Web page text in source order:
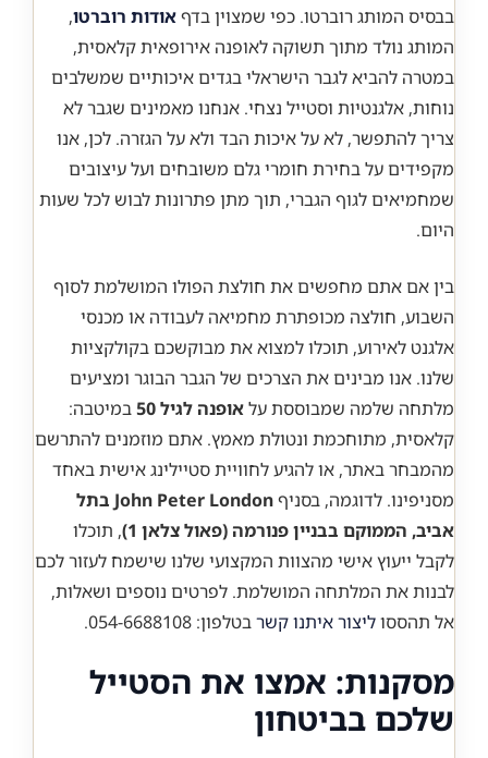
בבסיס המותג רוברטו. כפי שמצוין בדףאודות רוברטו,
המותג נולד מתוך תשוקה לאופנה אירופאית קלאסית,
במטרה להביא לגבר הישראלי בגדים איכותיים שמשלבים
נוחות, אלגנטיות וסטייל נצחי. אנחנו מאמינים שגבר לא
צריך להתפשר, לא על איכות הבד ולא על הגזרה. לכן, אנו
מקפידים על בחירת חומרי גלם משובחים ועל עיצובים
שמחמיאים לגוף הגברי, תוך מתן פתרונות לבוש לכל שעות
היום.
בין אם אתם מחפשים את חולצת הפולו המושלמת לסוף
השבוע, חולצה מכופתרת מחמיאה לעבודה או מכנסי
אלגנט לאירוע, תוכלו למצוא את מבוקשכם בקולקציות
שלנו. אנו מבינים את הצרכים של הגבר הבוגר ומציעים
מלתחה שלמה שמבוססת עלאופנה לגיל 50
במיטבה:
קלאסית, מתוחכמת ונטולת מאמץ. אתם מוזמנים להתרשם
מהמבחר באתר, או להגיע לחוויית סטיילינג אישית באחד
מסניפינו. לדוגמה, בסניף
John Peter London בתל
אביב, הממוקם בבניין פנורמה (פאול צלאן 1)
, תוכלו
לקבל ייעוץ אישי מהצוות המקצועי שלנו שישמח לעזור לכם
לבנות את המלתחה המושלמת. לפרטים נוספים ושאלות,
אל תהססוליצור איתנו קשרבטלפון: 054-6688108.
מסקנות: אמצו את הסטייל
שלכם בביטחון